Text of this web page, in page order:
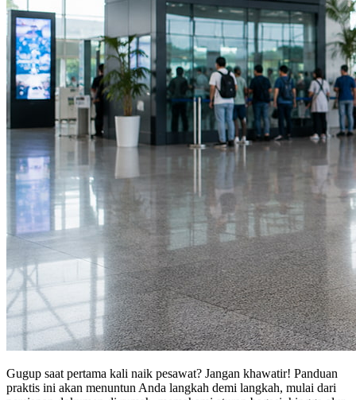
Gugup saat pertama kali naik pesawat? Jangan khawatir! Panduan
praktis ini akan menuntun Anda langkah demi langkah, mulai dari